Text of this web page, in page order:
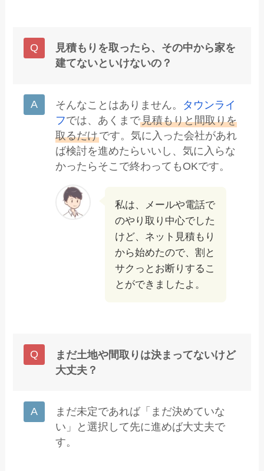
見積もりを取ったら、その中から家を
建てないといけないの？
そんなことはありません。 タウンライ
フでは、あくまで見積もりと間取りを
取るだけです。気に入った会社があれ
ば検討を進めたらいいし、気に入らな
かったらそこで終わってもOKです。
私は、メールや電話で
のやり取り中心でした
けど、ネット見積もり
から始めたので、割と
サクっとお断りするこ
とができましたよ。
まだ土地や間取りは決まってないけど
大丈夫？
まだ未定であれば「まだ決めていな
い」と選択して先に進めば大丈夫で
す。